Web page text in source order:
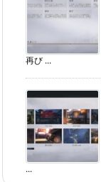
再び ...
...